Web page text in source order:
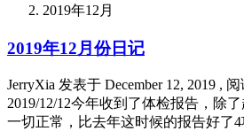
2019年12月
2019年12月份日记
JerryXia 发表于 December 12, 2019 , 阅
2019/12/12今年收到了体检报告，除
一切正常，比去年这时候的报告好了